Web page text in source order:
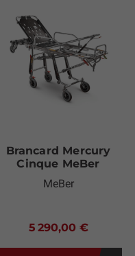
Brancard Mercury
Cinque MeBer
MeBer
5 290,00 €